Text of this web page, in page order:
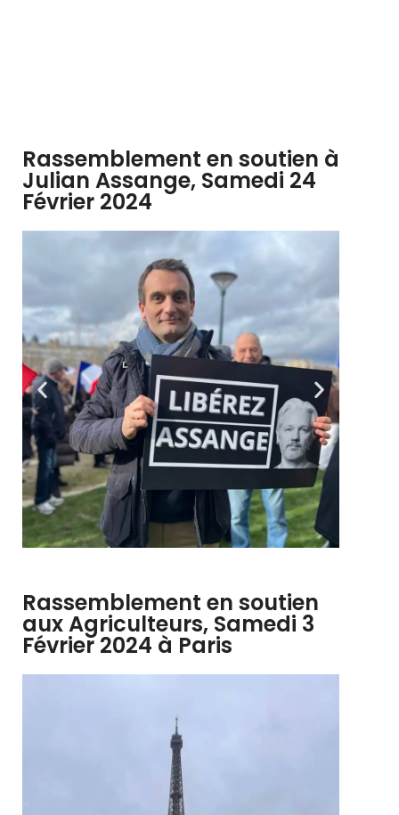
Rassemblement en soutien à
Julian Assange, Samedi 24
Février 2024
Rassemblement en soutien
aux Agriculteurs, Samedi 3
Février 2024 à Paris